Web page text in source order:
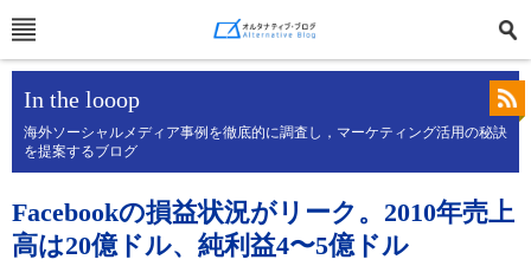
In the looop
海外ソーシャルメディア事例を徹底的に調査し，マーケティング活用の秘訣
を提案するブログ
Facebookの損益状況がリーク。2010年売上
高は20億ドル、純利益4〜5億ドル